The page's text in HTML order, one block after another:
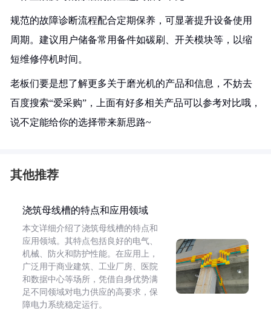
规范的故障诊断流程配合定期保养，可显著提升设备使用
周期。建议用户储备常用备件如碳刷、开关模块等，以缩
短维修停机时间。
老板们要是想了解更多关于磨光机的产品和信息，不妨去
百度搜索“爱采购”，上面有好多相关产品可以参考对比哦，
说不定能给你的选择带来新思路~
其他推荐
浇筑母线槽的特点和应用领域
本文详细介绍了浇筑母线槽的特点和
应用领域。其特点包括良好的电气、
机械、防火和防护性能。在应用上，
广泛用于商业建筑、工业厂房、医院
和数据中心等场所，凭借自身优势满
足不同领域对电力供应的高要求，保
障电力系统稳定运行。